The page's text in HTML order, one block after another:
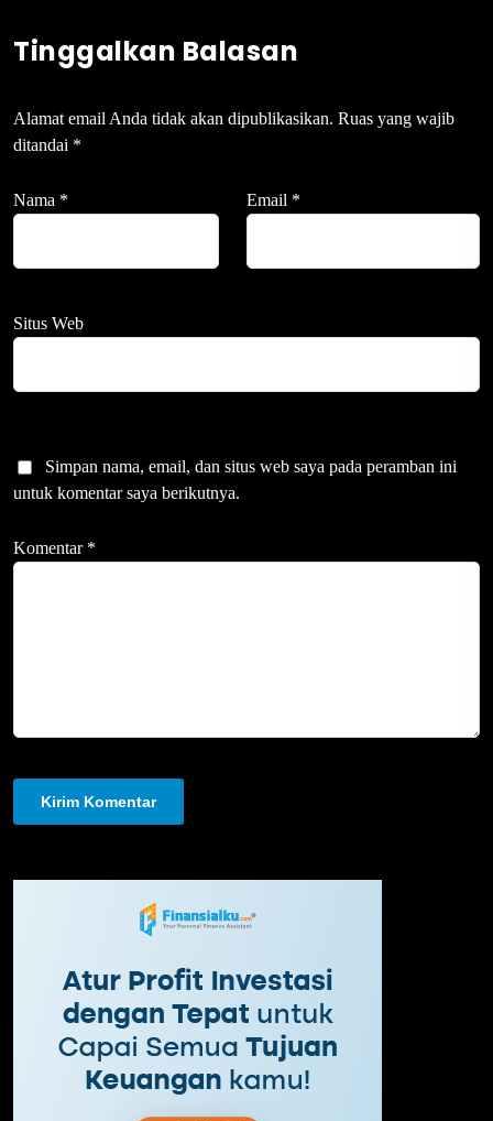
Tinggalkan Balasan
Alamat email Anda tidak akan dipublikasikan. Ruas yang wajib
ditandai *
Nama * Email *
Situs Web
Simpan nama, email, dan situs web saya pada peramban ini
untuk komentar saya berikutnya.
Komentar *